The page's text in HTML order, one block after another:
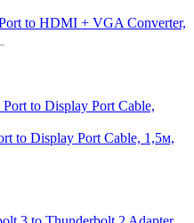
to HDMI + VGA Converter,
to Display Port Cable, 1,5м,